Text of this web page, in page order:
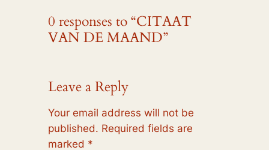
0 responses to “CITAAT
VAN DE MAAND”
Leave a Reply
Your email address will not be
published. Required fields are
marked *